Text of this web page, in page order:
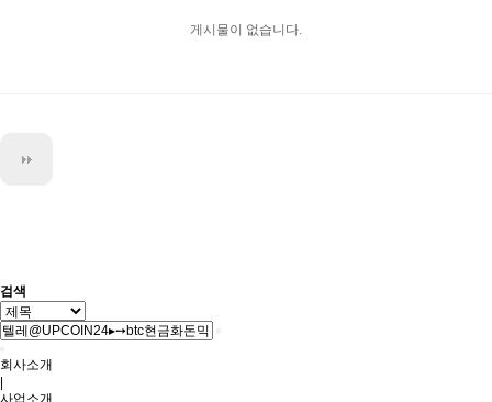
게시물이 없습니다.
검색
회사소개
사업소개